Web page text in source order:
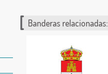
Banderas relacionadas: